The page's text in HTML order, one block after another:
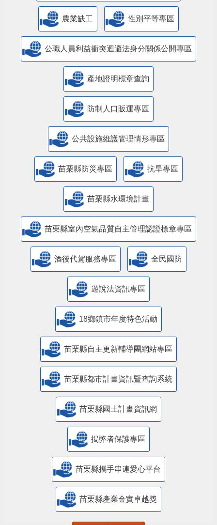
農業缺工 性別平等專區
公職人員利益衝突迴避法身分關係公開專區
產地證明標章查詢
防制人口販運專區
​公共設施維護管理情形專區
苗栗縣防災專區 抗旱專區
苗栗縣水環境計畫
苗栗縣室內空氣品質自主管理認證標章專區
酒後代駕服務專區 全民國防
遊說法資訊專區
18鄉鎮市年度特色活動
苗栗縣自主更新輔導團網站專區
苗栗縣都市計畫資訊暨查詢系統
苗栗縣國土計畫資訊網
揭弊者保護專區
苗栗縣攜手串連愛心平台
苗栗縣產業金實卓越獎